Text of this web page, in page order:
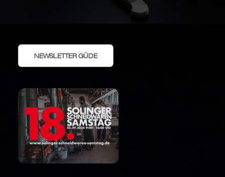
NEWSLETTER GÜDE